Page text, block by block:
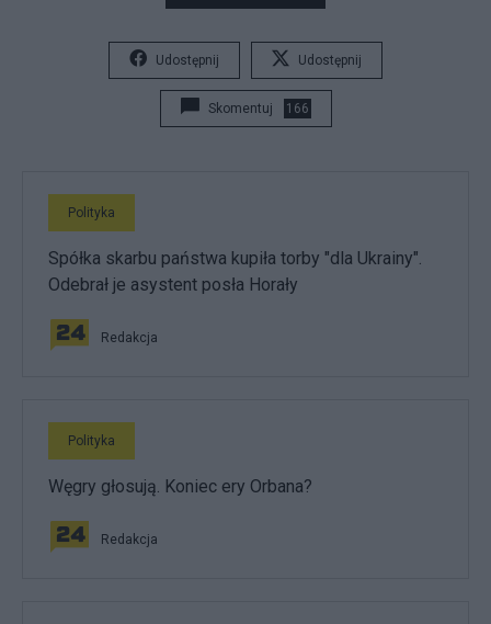
Udostępnij Udostępnij
Skomentuj 166
Polityka
Spółka skarbu państwa kupiła torby "dla Ukrainy".
Odebrał je asystent posła Horały
Redakcja
Polityka
Węgry głosują. Koniec ery Orbana?
Redakcja